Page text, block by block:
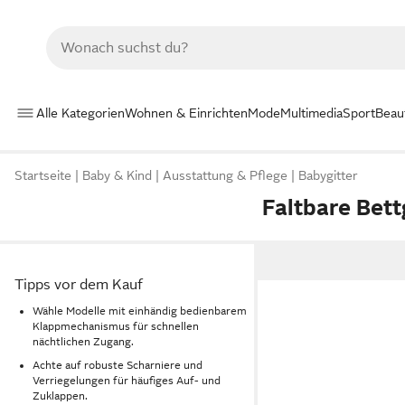
Alle KategorienWohnen & EinrichtenModeMultimediaSport
Startseite Baby & Kind Ausstattung & Pflege Babygitter
Faltbare
Tipps vor dem Kauf
Wähle Modelle mit einhändig bedienbarem
Klappmechanismus für schnellen
nächtlichen Zugang.
Achte auf robuste Scharniere und
Verriegelungen für häufiges Auf- und
Zuklappen.